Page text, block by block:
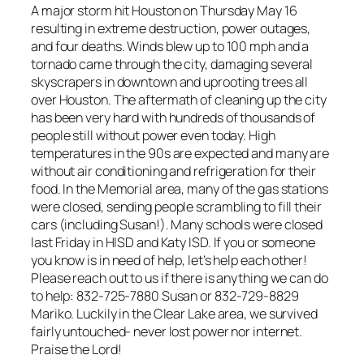
A major storm hit Houston on Thursday May 16
resulting in extreme destruction, power outages,
and four deaths. Winds blew up to 100 mph and a
tornado came through the city, damaging several
skyscrapers in downtown and uprooting trees all
over Houston. The aftermath of cleaning up the city
has been very hard with hundreds of thousands of
people still without power even today. High
temperatures in the 90s are expected and many are
without air conditioning and refrigeration for their
food. In the Memorial area, many of the gas stations
were closed, sending people scrambling to fill their
cars (including Susan!). Many schools were closed
last Friday in HISD and Katy ISD. If you or someone
you know is in need of help, let’s help each other!
Please reach out to us if there is anything we can do
to help: 832-725-7880 Susan or 832-729-8829
Mariko. Luckily in the Clear Lake area, we survived
fairly untouched- never lost power nor internet.
Praise the Lord!